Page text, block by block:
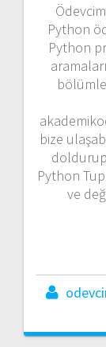
Python
Python
bize
Python
ve